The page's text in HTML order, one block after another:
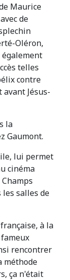
Maurice
de
Oléron,
également
telles
contre
Jésus-
la
Gaumont.
lui permet
cinéma
les salles de
à la
rencontrer
méthode
ça n'était